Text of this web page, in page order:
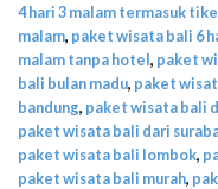
4 hari 3 malam termasuk
malam, paket wisata bali 6
malam tanpa hotel, paket
bali bulan madu, paket
bandung, paket wisata bali
paket wisata bali dari
paket wisata bali lombok,
paket wisata bali murah,